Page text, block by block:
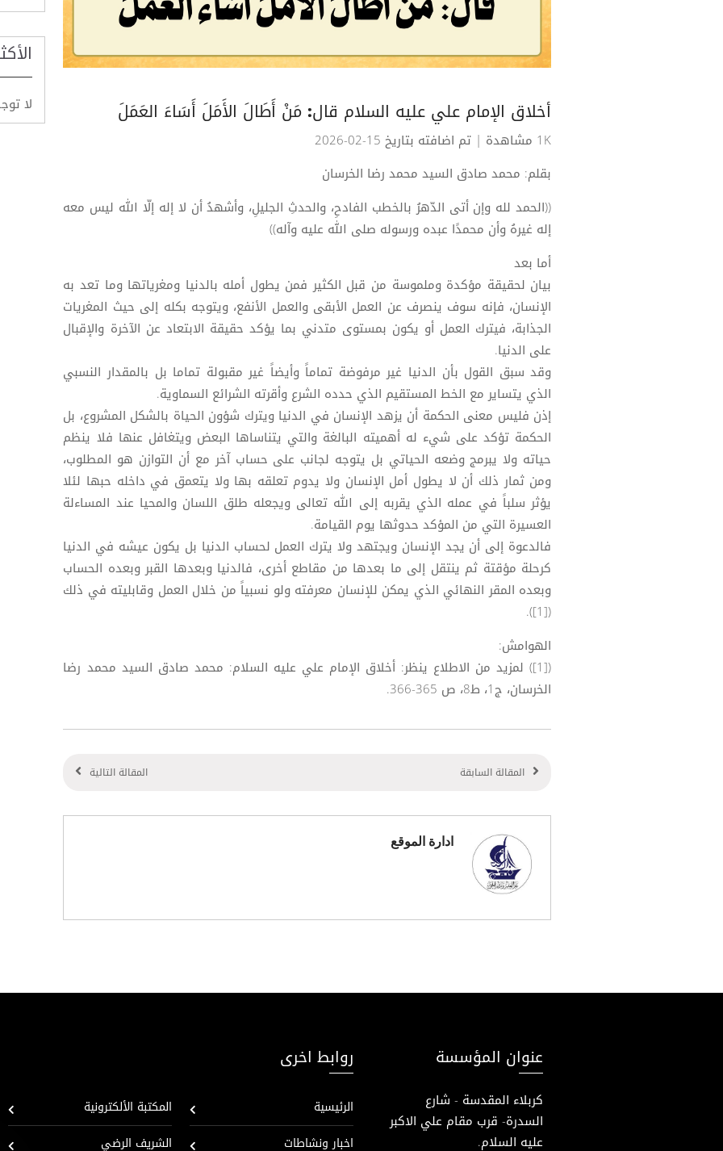
أخلاق الإمام علي عليه السلام قال: مَنْ أَطَالَ الأَمَلَ أَسَاءَ العَمَلَ
1K مشاهدة
| تم اضافته بتاريخ 15-02-2026
بقلم: محمد صادق السيد محمد رضا الخرسان
((الحمد لله وإن أتى الدّهرُ بالخطب الفادحِ، والحدثِ الجليلِ، وأشهدُ أن لا إله إلّا الله ليس معه
إله غيرهُ وأن محمدًا عبده ورسوله صلى الله عليه وآله))
أما بعد
بيان لحقيقة مؤكدة وملموسة من قبل الكثير فمن يطول أمله بالدنيا ومغرياتها وما تعد به
الإنسان، فإنه سوف ينصرف عن العمل الأبقى والعمل الأنفع، ويتوجه بكله إلى حيث المغريات
الجذابة، فيترك العمل أو يكون بمستوى متدني بما يؤكد حقيقة الابتعاد عن الآخرة والإقبال
على الدنيا.
وقد سبق القول بأن الدنيا غير مرفوضة تماماً وأيضاً غير مقبولة تماما بل بالمقدار النسبي
الذي يتساير مع الخط المستقيم الذي حدده الشرع وأقرته الشرائع السماوية.
إذن فليس معنى الحكمة أن يزهد الإنسان في الدنيا ويترك شؤون الحياة بالشكل المشروع، بل
الحكمة تؤكد على شيء له أهميته البالغة والتي يتناساها البعض ويتغافل عنها فلا ينظم
حياته ولا يبرمج وضعه الحياتي بل يتوجه لجانب على حساب آخر مع أن التوازن هو المطلوب،
ومن ثمار ذلك أن لا يطول أمل الإنسان ولا يدوم تعلقه بها ولا يتعمق في داخله حبها لئلا
يؤثر سلباً في عمله الذي يقربه إلى الله تعالى ويجعله طلق اللسان والمحيا عند المساءلة
العسيرة التي من المؤكد حدوثها يوم القيامة.
فالدعوة إلى أن يجد الإنسان ويجتهد ولا يترك العمل لحساب الدنيا بل يكون عيشه في الدنيا
كرحلة مؤقتة ثم ينتقل إلى ما بعدها من مقاطع أخرى، فالدنيا وبعدها القبر وبعده الحساب
وبعده المقر النهائي الذي يمكن للإنسان معرفته ولو نسبياً من خلال العمل وقابليته في ذلك
([1]).
الهوامش:
([1]) لمزيد من الاطلاع ينظر: أخلاق الإمام علي عليه السلام: محمد صادق السيد محمد رضا
الخرسان، ج1، ط8، ص 365-366.
المقالة السابقة المقالة التالية
ادارة الموقع
لا
عنوان المؤسسة
كربلاء المقدسة - شارع
السدرة- قرب مقام علي الاكبر
عليه السلام.
روابط اخرى
الرئيسية
اخبار ونشاطات
المكتبة الألكترونية
الشريف الرضي